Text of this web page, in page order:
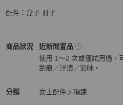
配件：盒子 冊子
商品狀況
BVLGARI 女士配件商品狀態與細節
近新閒置品
使用 1～2 次或僅試用過，
刮痕／汙漬／氣味。
分類
BVLGARI 女士配件分類資訊
女士配件
項鍊